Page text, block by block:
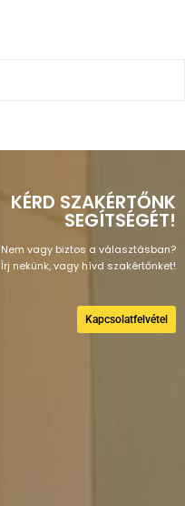
KÉRD SZAKÉRTŐNK
SEGÍTSÉGÉT!
Nem vagy biztos a választásban?
Írj nekünk, vagy hívd szakértőnket!
Kapcsolatfelvétel